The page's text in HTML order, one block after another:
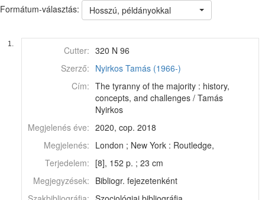
Formátum-választás: Hosszú, példányokkal
1.
Cutter: 320 N 96
Szerző: Nyirkos Tamás (1966-)
Cím: The tyranny of the majority : history,
concepts, and challenges / Tamás
Nyirkos
Megjelenés éve: 2020, cop. 2018
Megjelenés: London ; New York : Routledge,
Terjedelem: [8], 152 p. ; 23 cm
Megjegyzések: Bibliogr. fejezetenként